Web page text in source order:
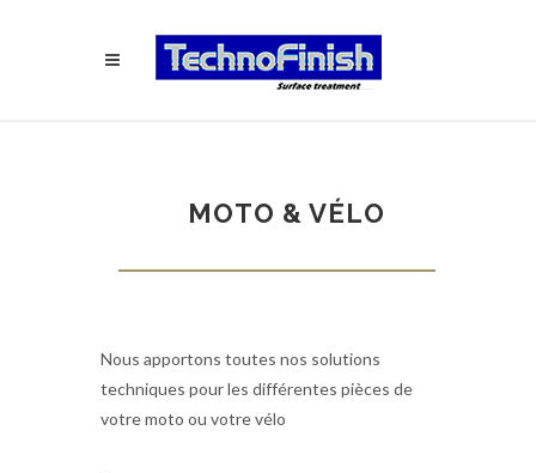
MOTO & VÉLO
Nous apportons toutes nos solutions
techniques pour les différentes pièces de
votre moto ou votre vélo